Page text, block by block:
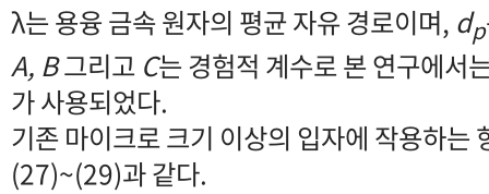
λ는 용융 금속 원자의 평균 자유 경로이며, dp
A, B그리고 C는 경험적 계수로 본 연구에
가 사용되었다.
기존 마이크로 크기 이상의 입자에 작용하는
(27)~(29)과 같다.